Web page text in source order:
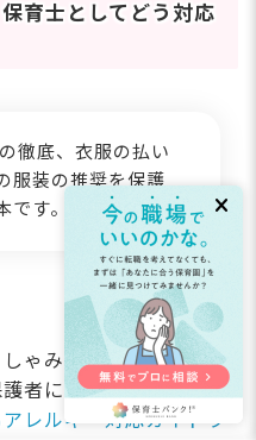
育士としてどう対応
徹底、衣服の払い
服装の推奨を保護
す。
ゃみが続くなどの症状
者に共有しましょう。
レルギー対応ガイドラ